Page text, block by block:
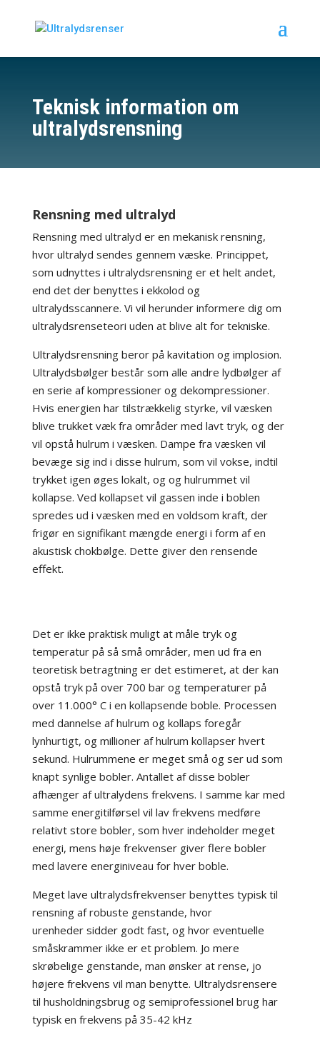
Teknisk information om
ultralydsrensning
Rensning med ultralyd
Rensning med ultralyd er en mekanisk rensning,
hvor ultralyd sendes gennem væske. Princippet,
som udnyttes i ultralydsrensning er et helt andet,
end det der benyttes i ekkolod og
ultralydsscannere. Vi vil herunder informere dig om
ultralydsrenseteori uden at blive alt for tekniske.
Ultralydsrensning beror på kavitation og implosion.
Ultralydsbølger består som alle andre lydbølger af
en serie af kompressioner og dekompressioner.
Hvis energien har tilstrækkelig styrke, vil væsken
blive trukket væk fra områder med lavt tryk, og der
vil opstå hulrum i væsken. Dampe fra væsken vil
bevæge sig ind i disse hulrum, som vil vokse, indtil
trykket igen øges lokalt, og og hulrummet vil
kollapse. Ved kollapset vil gassen inde i boblen
spredes ud i væsken med en voldsom kraft, der
frigør en signifikant mængde energi i form af en
akustisk chokbølge. Dette giver den rensende
effekt.
Det er ikke praktisk muligt at måle tryk og
temperatur på så små områder, men ud fra en
teoretisk betragtning er det estimeret, at der kan
opstå tryk på over 700 bar og temperaturer på
over 11.000° C i en kollapsende boble. Processen
med dannelse af hulrum og kollaps foregår
lynhurtigt, og millioner af hulrum kollapser hvert
sekund. Hulrummene er meget små og ser ud som
knapt synlige bobler. Antallet af disse bobler
afhænger af ultralydens frekvens. I samme kar med
samme energitilførsel vil lav frekvens medføre
relativt store bobler, som hver indeholder meget
energi, mens høje frekvenser giver flere bobler
med lavere energiniveau for hver boble.
Meget lave ultralydsfrekvenser benyttes typisk til
rensning af robuste genstande, hvor
urenheder sidder godt fast, og hvor eventuelle
småskrammer ikke er et problem. Jo mere
skrøbelige genstande, man ønsker at rense, jo
højere frekvens vil man benytte. Ultralydsrensere
til husholdningsbrug og semiprofessionel brug har
typisk en frekvens på 35-42 kHz